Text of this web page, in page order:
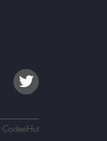
CodeeHut